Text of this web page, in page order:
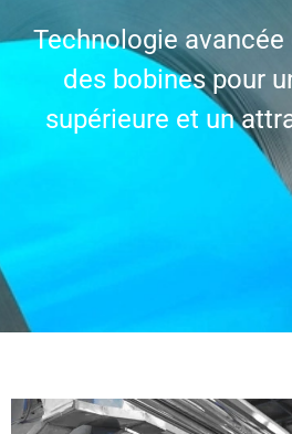
Technologie
des bobines pour
supérieure et un